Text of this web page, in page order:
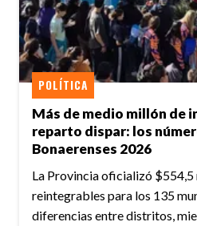
Más de medio millón de
reparto dispar: los
Bonaerenses 2026
POLÍTICA
La Provincia oficializó $554,5
reintegrables para los 135
diferencias entre distritos,